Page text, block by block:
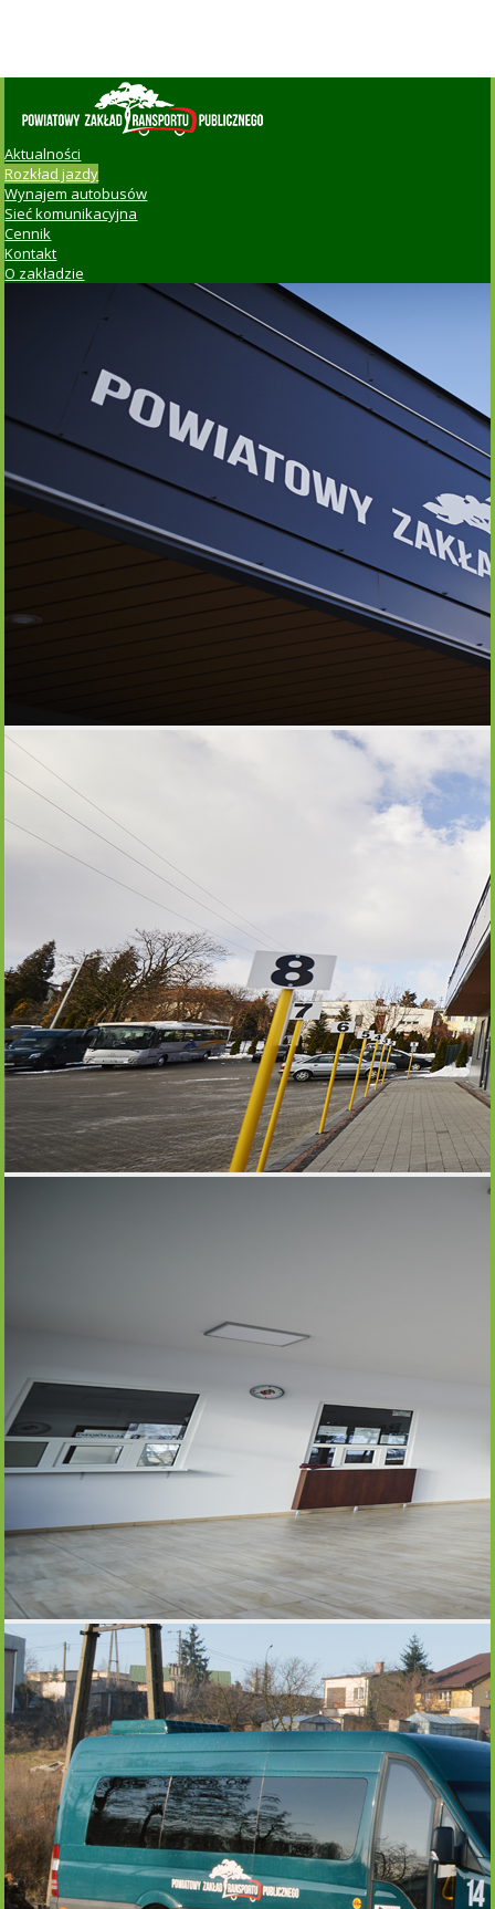
Aktualności
Rozkład jazdy
Wynajem autobusów
Sieć komunikacyjna
Cennik
Kontakt
O zakładzie